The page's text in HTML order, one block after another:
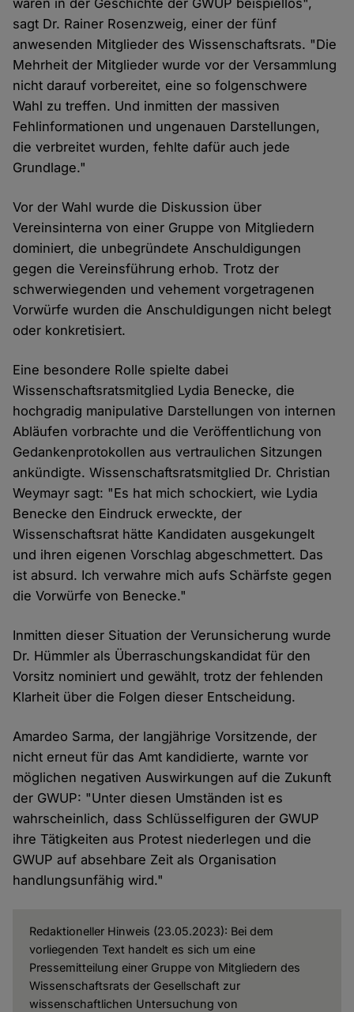
waren in der Geschichte der GWUP beispiellos",
sagt Dr. Rainer Rosenzweig, einer der fünf
anwesenden Mitglieder des Wissenschaftsrats. "Die
Mehrheit der Mitglieder wurde vor der Versammlung
nicht darauf vorbereitet, eine so folgenschwere
Wahl zu treffen. Und inmitten der massiven
Fehlinformationen und ungenauen Darstellungen,
die verbreitet wurden, fehlte dafür auch jede
Grundlage."
Vor der Wahl wurde die Diskussion über
Vereinsinterna von einer Gruppe von Mitgliedern
dominiert, die unbegründete Anschuldigungen
gegen die Vereinsführung erhob. Trotz der
schwerwiegenden und vehement vorgetragenen
Vorwürfe wurden die Anschuldigungen nicht belegt
oder konkretisiert.
Eine besondere Rolle spielte dabei
Wissenschaftsratsmitglied Lydia Benecke, die
hochgradig manipulative Darstellungen von internen
Abläufen vorbrachte und die Veröffentlichung von
Gedankenprotokollen aus vertraulichen Sitzungen
ankündigte. Wissenschaftsratsmitglied Dr. Christian
Weymayr sagt: "Es hat mich schockiert, wie Lydia
Benecke den Eindruck erweckte, der
Wissenschaftsrat hätte Kandidaten ausgekungelt
und ihren eigenen Vorschlag abgeschmettert. Das
ist absurd. Ich verwahre mich aufs Schärfste gegen
die Vorwürfe von Benecke."
Inmitten dieser Situation der Verunsicherung wurde
Dr. Hümmler als Überraschungskandidat für den
Vorsitz nominiert und gewählt, trotz der fehlenden
Klarheit über die Folgen dieser Entscheidung.
Amardeo Sarma, der langjährige Vorsitzende, der
nicht erneut für das Amt kandidierte, warnte vor
möglichen negativen Auswirkungen auf die Zukunft
der GWUP: "Unter diesen Umständen ist es
wahrscheinlich, dass Schlüsselfiguren der GWUP
ihre Tätigkeiten aus Protest niederlegen und die
GWUP auf absehbare Zeit als Organisation
handlungsunfähig wird."
Redaktioneller Hinweis (23.05.2023): Bei dem
vorliegenden Text handelt es sich um eine
Pressemitteilung einer Gruppe von Mitgliedern des
Wissenschaftsrats der Gesellschaft zur
wissenschaftlichen Untersuchung von